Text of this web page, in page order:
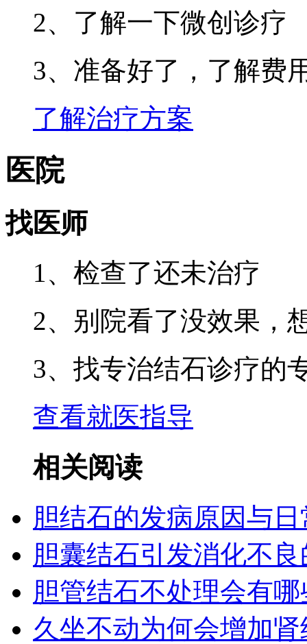
2、了解一下微创诊疗
3、准备好了，了解费
了解治疗方案
医院
找医师
1、检查了还未治疗
2、别院看了没效果，
3、找专治结石诊疗的
查看就医指导
相关阅读
胆结石的发病原因与
胆囊结石引发消化不
胆管结石不处理会有
久坐不动为何会增加